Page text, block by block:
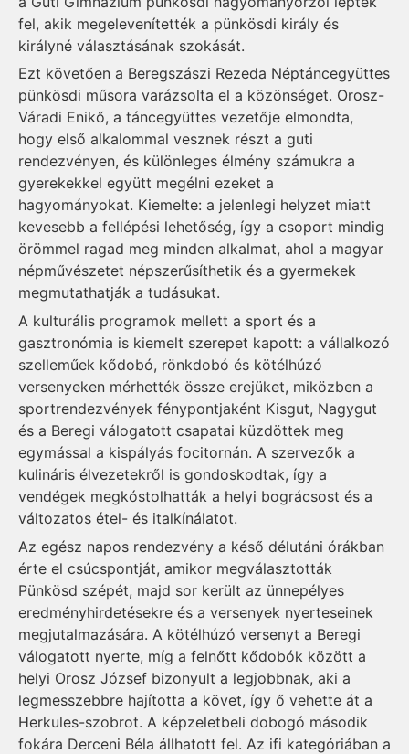
fel, akik megelevenítették a pünkösdi király és
királyné választásának szokását.
Ezt követően a Beregszászi Rezeda Néptáncegyüttes
pünkösdi műsora varázsolta el a közönséget. Orosz-
Váradi Enikő, a táncegyüttes vezetője elmondta,
hogy első alkalommal vesznek részt a guti
rendezvényen, és különleges élmény számukra a
gyerekekkel együtt megélni ezeket a
hagyományokat. Kiemelte: a jelenlegi helyzet miatt
kevesebb a fellépési lehetőség, így a csoport mindig
örömmel ragad meg minden alkalmat, ahol a magyar
népművészetet népszerűsíthetik és a gyermekek
megmutathatják a tudásukat.
A kulturális programok mellett a sport és a
gasztronómia is kiemelt szerepet kapott: a vállalkozó
szelleműek kődobó, rönkdobó és kötélhúzó
versenyeken mérhették össze erejüket, miközben a
sportrendezvények fénypontjaként Kisgut, Nagygut
és a Beregi válogatott csapatai küzdöttek meg
egymással a kispályás focitornán. A szervezők a
kulináris élvezetekről is gondoskodtak, így a
vendégek megkóstolhatták a helyi bográcsost és a
változatos étel- és italkínálatot.
Az egész napos rendezvény a késő délutáni órákban
érte el csúcspontját, amikor megválasztották
Pünkösd szépét, majd sor került az ünnepélyes
eredményhirdetésekre és a versenyek nyerteseinek
megjutalmazására. A kötélhúzó versenyt a Beregi
válogatott nyerte, míg a felnőtt kődobók között a
helyi Orosz József bizonyult a legjobbnak, aki a
legmesszebbre hajította a követ, így ő vehette át a
Herkules-szobrot. A képzeletbeli dobogó második
fokára Derceni Béla állhatott fel. Az ifi kategóriában a